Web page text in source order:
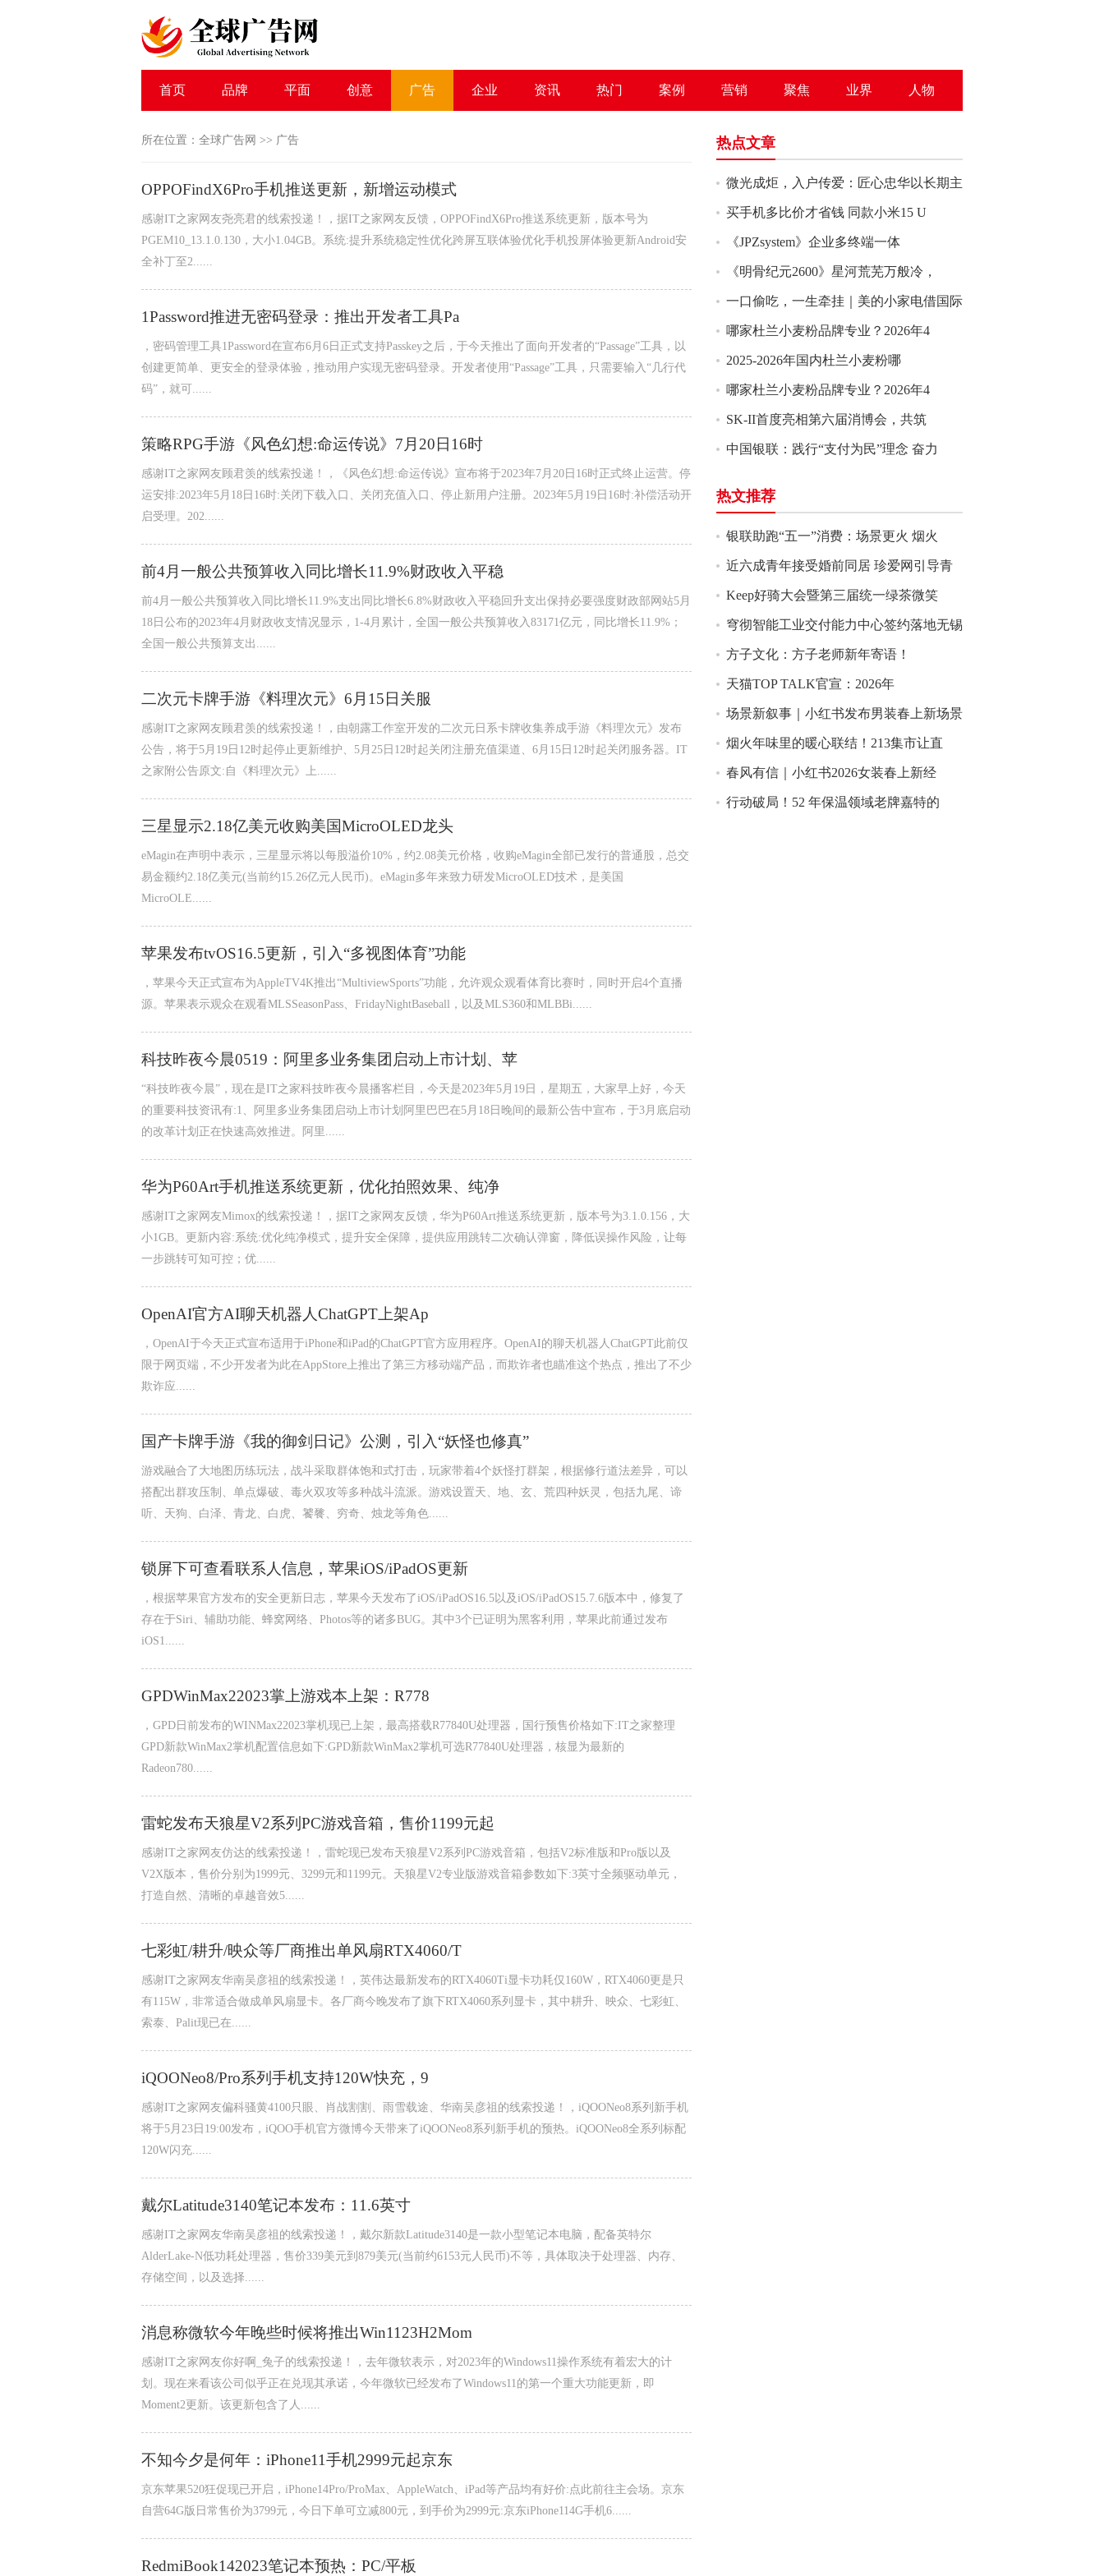
首页 品牌 平面 创意 广告 企业 资讯 热门 案例 营销 聚焦 业界 人物
所在位置： 全球广告网 >> 广告
OPPOFindX6Pro手机推送更新，新增运动模式
感谢IT之家网友尧亮君的线索投递！，据IT之家网友反馈，OPPOFindX6Pro推送系统更新，版本号为
PGEM10_13.1.0.130，大小1.04GB。系统:提升系统稳定性优化跨屏互联体验优化手机投屏体验更新Android安
全补丁至2......
1Password推进无密码登录：推出开发者工具Pa
，密码管理工具1Password在宣布6月6日正式支持Passkey之后，于今天推出了面向开发者的“Passage”工具，以
创建更简单、更安全的登录体验，推动用户实现无密码登录。开发者使用“Passage”工具，只需要输入“几行代
码”，就可......
策略RPG手游《风色幻想:命运传说》7月20日16时
感谢IT之家网友顾君羡的线索投递！，《风色幻想:命运传说》宣布将于2023年7月20日16时正式终止运营。停
运安排:2023年5月18日16时:关闭下载入口、关闭充值入口、停止新用户注册。2023年5月19日16时:补偿活动开
启受理。202......
前4月一般公共预算收入同比增长11.9%财政收入平稳
前4月一般公共预算收入同比增长11.9%支出同比增长6.8%财政收入平稳回升支出保持必要强度财政部网站5月
18日公布的2023年4月财政收支情况显示，1-4月累计，全国一般公共预算收入83171亿元，同比增长11.9%；
全国一般公共预算支出......
二次元卡牌手游《料理次元》6月15日关服
感谢IT之家网友顾君羡的线索投递！，由朝露工作室开发的二次元日系卡牌收集养成手游《料理次元》发布
公告，将于5月19日12时起停止更新维护、5月25日12时起关闭注册充值渠道、6月15日12时起关闭服务器。IT
之家附公告原文:自《料理次元》上......
三星显示2.18亿美元收购美国MicroOLED龙头
eMagin在声明中表示，三星显示将以每股溢价10%，约2.08美元价格，收购eMagin全部已发行的普通股，总交
易金额约2.18亿美元(当前约15.26亿元人民币)。eMagin多年来致力研发MicroOLED技术，是美国
MicroOLE......
苹果发布tvOS16.5更新，引入“多视图体育”功能
，苹果今天正式宣布为AppleTV4K推出“MultiviewSports”功能，允许观众观看体育比赛时，同时开启4个直播
源。苹果表示观众在观看MLSSeasonPass、FridayNightBaseball，以及MLS360和MLBBi......
科技昨夜今晨0519：阿里多业务集团启动上市计划、苹
“科技昨夜今晨”，现在是IT之家科技昨夜今晨播客栏目，今天是2023年5月19日，星期五，大家早上好，今天
的重要科技资讯有:1、阿里多业务集团启动上市计划阿里巴巴在5月18日晚间的最新公告中宣布，于3月底启动
的改革计划正在快速高效推进。阿里......
华为P60Art手机推送系统更新，优化拍照效果、纯净
感谢IT之家网友Mimox的线索投递！，据IT之家网友反馈，华为P60Art推送系统更新，版本号为3.1.0.156，大
小1GB。更新内容:系统:优化纯净模式，提升安全保障，提供应用跳转二次确认弹窗，降低误操作风险，让每
一步跳转可知可控；优......
OpenAI官方AI聊天机器人ChatGPT上架Ap
，OpenAI于今天正式宣布适用于iPhone和iPad的ChatGPT官方应用程序。OpenAI的聊天机器人ChatGPT此前仅
限于网页端，不少开发者为此在AppStore上推出了第三方移动端产品，而欺诈者也瞄准这个热点，推出了不少
欺诈应......
国产卡牌手游《我的御剑日记》公测，引入“妖怪也修真”
游戏融合了大地图历练玩法，战斗采取群体饱和式打击，玩家带着4个妖怪打群架，根据修行道法差异，可以
搭配出群攻压制、单点爆破、毒火双攻等多种战斗流派。游戏设置天、地、玄、荒四种妖灵，包括九尾、谛
听、天狗、白泽、青龙、白虎、饕餮、穷奇、烛龙等角色......
锁屏下可查看联系人信息，苹果iOS/iPadOS更新
，根据苹果官方发布的安全更新日志，苹果今天发布了iOS/iPadOS16.5以及iOS/iPadOS15.7.6版本中，修复了
存在于Siri、辅助功能、蜂窝网络、Photos等的诸多BUG。其中3个已证明为黑客利用，苹果此前通过发布
iOS1......
GPDWinMax22023掌上游戏本上架：R778
，GPD日前发布的WINMax22023掌机现已上架，最高搭载R77840U处理器，国行预售价格如下:IT之家整理
GPD新款WinMax2掌机配置信息如下:GPD新款WinMax2掌机可选R77840U处理器，核显为最新的
Radeon780......
雷蛇发布天狼星V2系列PC游戏音箱，售价1199元起
感谢IT之家网友仿达的线索投递！，雷蛇现已发布天狼星V2系列PC游戏音箱，包括V2标准版和Pro版以及
V2X版本，售价分别为1999元、3299元和1199元。天狼星V2专业版游戏音箱参数如下:3英寸全频驱动单元，
打造自然、清晰的卓越音效5......
七彩虹/耕升/映众等厂商推出单风扇RTX4060/T
感谢IT之家网友华南吴彦祖的线索投递！，英伟达最新发布的RTX4060Ti显卡功耗仅160W，RTX4060更是只
有115W，非常适合做成单风扇显卡。各厂商今晚发布了旗下RTX4060系列显卡，其中耕升、映众、七彩虹、
索泰、Palit现已在......
iQOONeo8/Pro系列手机支持120W快充，9
感谢IT之家网友偏科骚黄4100只眼、肖战割割、雨雪载途、华南吴彦祖的线索投递！，iQOONeo8系列新手机
将于5月23日19:00发布，iQOO手机官方微博今天带来了iQOONeo8系列新手机的预热。iQOONeo8全系列标配
120W闪充......
戴尔Latitude3140笔记本发布：11.6英寸
感谢IT之家网友华南吴彦祖的线索投递！，戴尔新款Latitude3140是一款小型笔记本电脑，配备英特尔
AlderLake-N低功耗处理器，售价339美元到879美元(当前约6153元人民币)不等，具体取决于处理器、内存、
存储空间，以及选择......
消息称微软今年晚些时候将推出Win1123H2Mom
感谢IT之家网友你好啊_兔子的线索投递！，去年微软表示，对2023年的Windows11操作系统有着宏大的计
划。现在来看该公司似乎正在兑现其承诺，今年微软已经发布了Windows11的第一个重大功能更新，即
Moment2更新。该更新包含了人......
不知今夕是何年：iPhone11手机2999元起京东
京东苹果520狂促现已开启，iPhone14Pro/ProMax、AppleWatch、iPad等产品均有好价:点此前往主会场。京东
自营64G版日常售价为3799元，今日下单可立减800元，到手价为2999元:京东iPhone114G手机6......
RedmiBook142023笔记本预热：PC/平板
热点文章
微光成炬，入户传爱：匠心忠华以长期主
买手机多比价才省钱 同款小米15 U
《JPZsystem》企业多终端一体
《明骨纪元2600》星河荒芜万般冷，
一口偷吃，一生牵挂｜美的小家电借国际
哪家杜兰小麦粉品牌专业？2026年4
2025-2026年国内杜兰小麦粉哪
哪家杜兰小麦粉品牌专业？2026年4
SK-II首度亮相第六届消博会，共筑
中国银联：践行“支付为民”理念 奋力
热文推荐
银联助跑“五一”消费：场景更火 烟火
近六成青年接受婚前同居 珍爱网引导青
Keep好骑大会暨第三届统一绿茶微笑
穹彻智能工业交付能力中心签约落地无锡
方子文化：方子老师新年寄语！
天猫TOP TALK官宣：2026年
场景新叙事｜小红书发布男装春上新场景
烟火年味里的暖心联结！213集市让直
春风有信｜小红书2026女装春上新经
行动破局！52 年保温领域老牌嘉特的